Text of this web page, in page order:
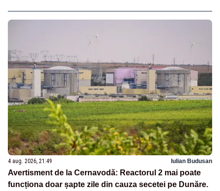
4 aug. 2026, 21:49 Iulian Budusan
Avertisment de la Cernavodă: Reactorul 2 mai poate
funcționa doar șapte zile din cauza secetei pe Dunăre.